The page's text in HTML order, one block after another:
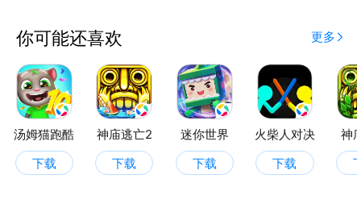
您可以
・自定义头像和时尚。
・自定义公园。
・配置技巧列表。
・尝试得分任务。
你可能还喜欢 更多
汤姆猫跑酷
下载
神庙逃亡2
下载
迷你世界
下载
火柴人对决
下载
神